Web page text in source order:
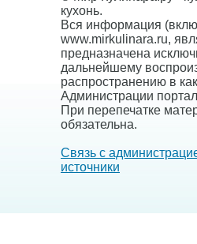
кухонь.
Вся информация
www.mirkulinara.ru,
предназначена
дальнейшему
распространению в
Администрации
При перепечатке
обязательна.
Связь с
источники